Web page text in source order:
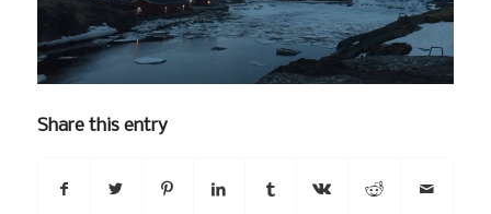
Share this entry